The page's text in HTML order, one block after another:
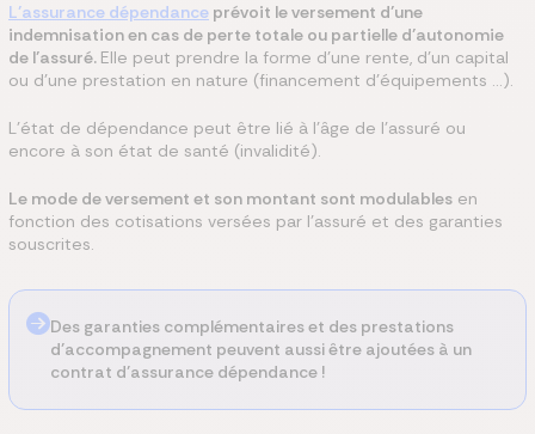
L’assurance dépendance prévoit le versement d’une
indemnisation en cas de perte totale ou partielle d’autonomie
de l’assuré. Elle peut prendre la forme d’une rente, d’un capital
ou d’une prestation en nature (financement d’équipements …).
L’état de dépendance peut être lié à l’âge de l’assuré ou
encore à son état de santé (invalidité).
Le mode de versement et son montant sont modulables en
fonction des cotisations versées par l’assuré et des garanties
souscrites.
Des garanties complémentaires et des prestations
d’accompagnement peuvent aussi être ajoutées à un
contrat d’assurance dépendance !